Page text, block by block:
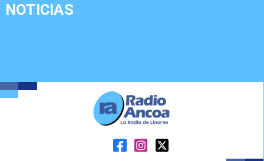
NOTICIAS